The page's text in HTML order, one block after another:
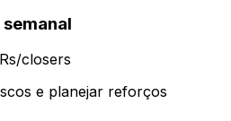
closers
e planejar reforços